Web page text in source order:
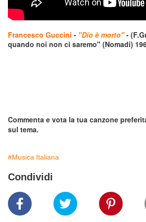
Francesco Guccini - "Dio è morto"-
quando noi non ci saremo" (Nomadi)
Commenta e vota la tua canzone
sul tema.
#Musica Italiana
Condividi